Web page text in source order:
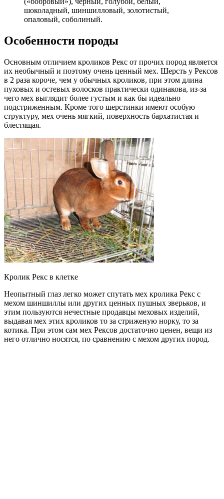
шоколадный, шиншилловый, золотистый,
опаловый, соболиный.
Особенности породы
Основным отличием кроликов Рекс от прочих пород является
их необычный и поэтому очень ценный мех. Шерсть у Рексов
в 2 раза короче, чем у обычных кроликов, при этом длина
пуховых и остевых волосков практически одинакова, из-за
чего мех выглядит более густым и как бы идеально
подстриженным. Кроме того шерстинки имеют особую
структуру, мех очень мягкий, поверхность бархатистая и
блестящая.
Кролик Рекс в клетке
Неопытный глаз легко может спутать мех кролика Рекс с
мехом шиншиллы или других ценных пушных зверьков, и
этим пользуются нечестные продавцы меховых изделий,
выдавая мех этих кроликов то за стриженую норку, то за
котика. При этом сам мех Рексов достаточно ценен, вещи из
него отлично носятся, по сравнению с мехом других пород.